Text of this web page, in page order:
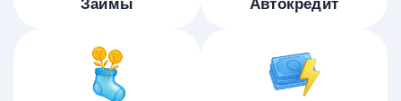
Займы Автокредит